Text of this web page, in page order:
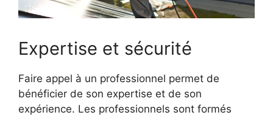
Expertise et sécurité
Faire appel à un professionnel permet de
bénéficier de son expertise et de son
expérience. Les professionnels sont formés